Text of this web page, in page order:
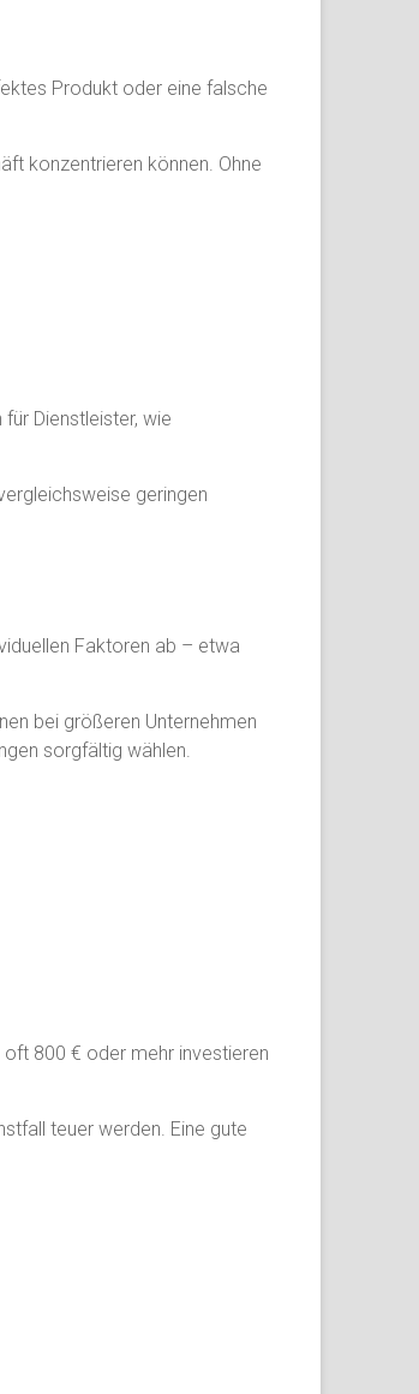
Produkt oder eine falsche
konzentrieren können. Ohne
Dienstleister, wie
geringen
Faktoren ab – etwa
bei größeren Unternehmen
sorgfältig wählen.
800 € oder mehr investieren
teuer werden. Eine gute